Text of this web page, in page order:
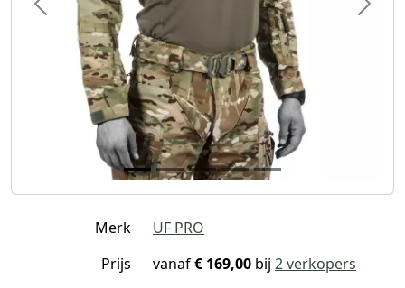
Previous Next
Merk
UF PRO
Prijs
vanaf€ 169,00 bij 2 verkopers